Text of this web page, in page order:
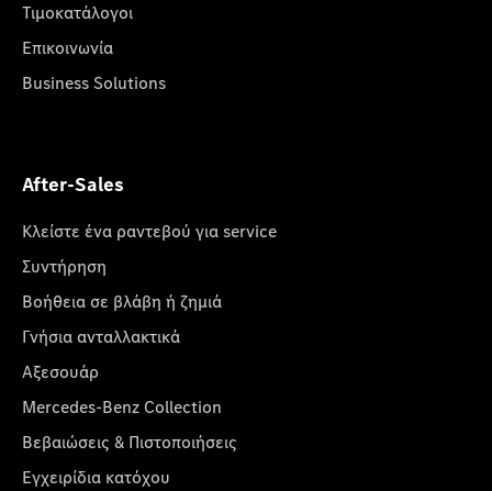
Τιμοκατάλογοι
Επικοινωνία
Business Solutions
After-Sales
Κλείστε ένα ραντεβού για service
Συντήρηση
Βοήθεια σε βλάβη ή ζημιά
Γνήσια ανταλλακτικά
Αξεσουάρ
Mercedes-Benz Collection
Βεβαιώσεις & Πιστοποιήσεις
Εγχειρίδια κατόχου